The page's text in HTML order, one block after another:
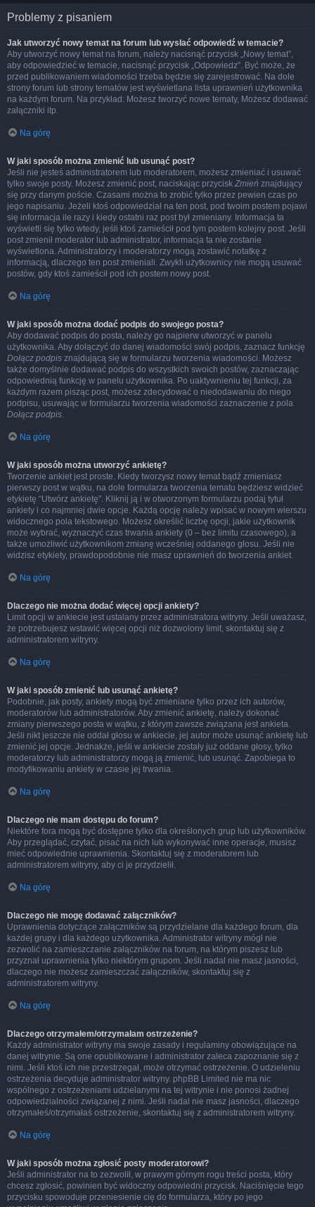
Problemy z pisaniem
Jak utworzyć nowy temat na forum lub wysłać odpowiedź w temacie?
Aby utworzyć nowy temat na forum, należy nacisnąć przycisk „Nowy temat”,
aby odpowiedzieć w temacie, nacisnąć przycisk „Odpowiedz”. Być może, że
przed publikowaniem wiadomości trzeba będzie się zarejestrować. Na dole
strony forum lub strony tematów jest wyświetlana lista uprawnień użytkownika
na każdym forum. Na przykład: Możesz tworzyć nowe tematy, Możesz dodawać
załączniki itp.
Na górę
W jaki sposób można zmienić lub usunąć post?
Jeśli nie jesteś administratorem lub moderatorem, możesz zmieniać i usuwać
tylko swoje posty. Możesz zmienić post, naciskając przycisk Zmień znajdujący
się przy danym poście. Czasami można to zrobić tylko przez pewien czas po
jego napisaniu. Jeżeli ktoś odpowiedział na ten post, pod twoim postem pojawi
się informacja ile razy i kiedy ostatni raz post był zmieniany. Informacja ta
wyświetli się tylko wtedy, jeśli ktoś zamieścił pod tym postem kolejny post. Jeśli
post zmienił moderator lub administrator, informacja ta nie zostanie
wyświetlona. Administratorzy i moderatorzy mogą zostawić notatkę z
informacją, dlaczego ten post zmieniali. Zwykli użytkownicy nie mogą usuwać
postów, gdy ktoś zamieścił pod ich postem nowy post.
Na górę
W jaki sposób można dodać podpis do swojego posta?
Aby dodawać podpis do posta, należy go najpierw utworzyć w panelu
użytkownika. Aby dołączyć do danej wiadomości swój podpis, zaznacz funkcję
Dołącz podpis znajdującą się w formularzu tworzenia wiadomości. Możesz
także domyślnie dodawać podpis do wszystkich swoich postów, zaznaczając
odpowiednią funkcję w panelu użytkownika. Po uaktywnieniu tej funkcji, za
każdym razem pisząc post, możesz zdecydować o niedodawaniu do niego
podpisu, usuwając w formularzu tworzenia wiadomości zaznaczenie z pola
Dołącz podpis.
Na górę
W jaki sposób można utworzyć ankietę?
Tworzenie ankiet jest proste. Kiedy tworzysz nowy temat bądź zmieniasz
pierwszy post w wątku, na dole formularza tworzenia tematu będziesz widzieć
etykietę “Utwórz ankietę”. Kliknij ją i w otworzonym formularzu podaj tytuł
ankiety i co najmniej dwie opcje. Każdą opcję należy wpisać w nowym wierszu
widocznego pola tekstowego. Możesz określić liczbę opcji, jakie użytkownik
może wybrać, wyznaczyć czas trwania ankiety (0 – bez limitu czasowego), a
także umożliwić użytkownikom zmianę wcześniej oddanego głosu. Jeśli nie
widzisz etykiety, prawdopodobnie nie masz uprawnień do tworzenia ankiet.
Na górę
Dlaczego nie można dodać więcej opcji ankiety?
Limit opcji w ankiecie jest ustalany przez administratora witryny. Jeśli uważasz,
że potrzebujesz wstawić więcej opcji niż dozwolony limit, skontaktuj się z
administratorem witryny.
Na górę
W jaki sposób zmienić lub usunąć ankietę?
Podobnie, jak posty, ankiety mogą być zmieniane tylko przez ich autorów,
moderatorów lub administratorów. Aby zmienić ankietę, należy dokonać
zmiany pierwszego posta w wątku, z którym zawsze związana jest ankieta.
Jeśli nikt jeszcze nie oddał głosu w ankiecie, jej autor może usunąć ankietę lub
zmienić jej opcje. Jednakże, jeśli w ankiecie zostały już oddane głosy, tylko
moderatorzy lub administratorzy mogą ją zmienić, lub usunąć. Zapobiega to
modyfikowaniu ankiety w czasie jej trwania.
Na górę
Dlaczego nie mam dostępu do forum?
Niektóre fora mogą być dostępne tylko dla określonych grup lub użytkowników.
Aby przeglądać, czytać, pisać na nich lub wykonywać inne operacje, musisz
mieć odpowiednie uprawnienia. Skontaktuj się z moderatorem lub
administratorem witryny, aby ci je przydzielił.
Na górę
Dlaczego nie mogę dodawać załączników?
Uprawnienia dotyczące załączników są przydzielane dla każdego forum, dla
każdej grupy i dla każdego użytkownika. Administrator witryny mógł nie
zezwolić na zamieszczanie załączników na forum, na którym piszesz lub
przyznał uprawnienia tylko niektórym grupom. Jeśli nadal nie masz jasności,
dlaczego nie możesz zamieszczać załączników, skontaktuj się z
administratorem witryny.
Na górę
Dlaczego otrzymałem/otrzymałam ostrzeżenie?
Każdy administrator witryny ma swoje zasady i regulaminy obowiązujące na
danej witrynie. Są one opublikowane i administrator zaleca zapoznanie się z
nimi. Jeśli ktoś ich nie przestrzegał, może otrzymać ostrzeżenie. O udzieleniu
ostrzeżenia decyduje administrator witryny. phpBB Limited nie ma nic
wspólnego z ostrzeżeniami udzielanymi na tej witrynie i nie ponosi żadnej
odpowiedzialności związanej z nimi. Jeśli nadal nie masz jasności, dlaczego
otrzymałeś/otrzymałaś ostrzeżenie, skontaktuj się z administratorem witryny.
Na górę
W jaki sposób można zgłosić posty moderatorowi?
Jeśli administrator na to zezwolił, w prawym górnym rogu treści posta, który
chcesz zgłosić, powinien być widoczny odpowiedni przycisk. Naciśnięcie tego
przycisku spowoduje przeniesienie cię do formularza, który po jego